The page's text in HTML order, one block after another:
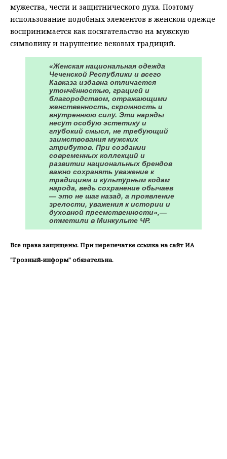
мужества, чести и защитнического духа. Поэтому
использование подобных элементов в женской одежде
воспринимается как посягательство на мужскую
символику и нарушение вековых традиций.
«Женская национальная одежда
Чеченской Республики и всего
Кавказа издавна отличается
утончённостью, грацией и
благородством, отражающими
женственность, скромность и
внутреннюю силу. Эти наряды
несут особую эстетику и
глубокий смысл, не требующий
заимствования мужских
атрибутов. При создании
современных коллекций и
развитии национальных брендов
важно сохранять уважение к
традициям и культурным кодам
народа, ведь сохранение обычаев
— это не шаг назад, а проявление
зрелости, уважения к истории и
духовной преемственности»,—
отметили в Минкульте ЧР.
Все права защищены. При перепечатке ссылка на сайт ИА
"Грозный-информ" обязательна.